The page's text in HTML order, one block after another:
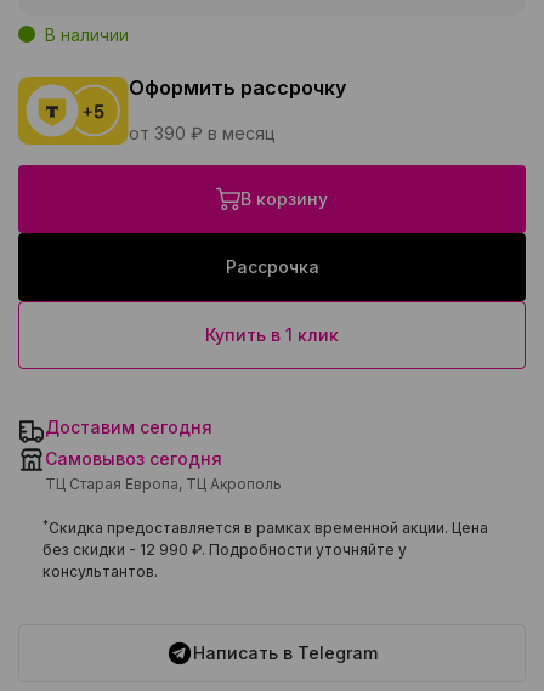
В наличии
Оформить рассрочку
от 390 ₽ в месяц
В корзину
Рассрочка
Купить в 1 клик
Доставим сегодня
Самовывоз сегодня
ТЦ Старая Европа, ТЦ Акрополь
*Скидка предоставляется в рамках временной акции. Цена
без скидки - 12 990 ₽. Подробности уточняйте у
консультантов.
Написать в Telegram